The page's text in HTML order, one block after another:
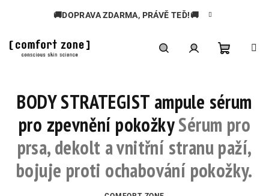
🚚DOPRAVA ZDARMA, PRÁVĚ TEĎ!🚚
košík
BODY STRATEGIST ampule sérum
pro zpevnění pokožkySérum pro
prsa, dekolt a vnitřní stranu paží,
bojuje proti ochabování pokožky.